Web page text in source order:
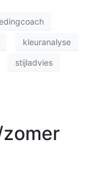
kleuranalyse
stijladvies